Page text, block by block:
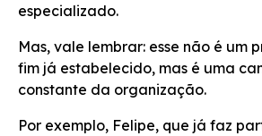
especializado.
Mas, vale lembrar: esse não é um
fim já estabelecido, mas é uma
constante da organização.
Por exemplo, Felipe, que já faz